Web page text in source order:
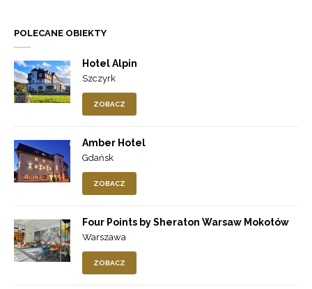
POLECANE OBIEKTY
Hotel Alpin
Szczyrk
ZOBACZ
Amber Hotel
Gdańsk
ZOBACZ
Four Points by Sheraton Warsaw Mokotów
Warszawa
ZOBACZ